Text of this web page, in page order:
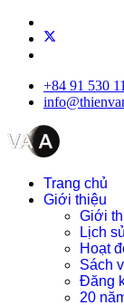
+84 91 530
Trang chủ
Giới thiệu
Giới
Lịch
Hoạt
Sách
Đăng
20